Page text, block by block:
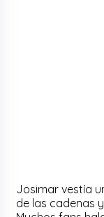
Josimar vestía
de las cadenas